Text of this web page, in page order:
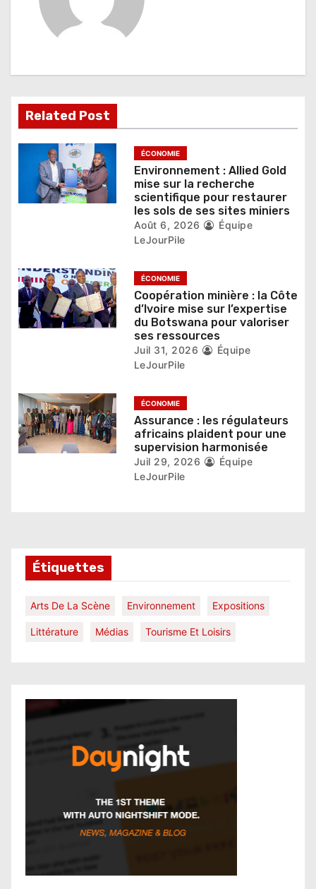
d
e
l
i
c
l
Related Post
ÉCONOMIE
Environnement : Allied Gold
mise sur la recherche
scientifique pour restaurer
les sols de ses sites miniers
Août 6, 2026
Équipe
LeJourPile
ÉCONOMIE
Coopération minière : la Côte
d’Ivoire mise sur l’expertise
du Botswana pour valoriser
ses ressources
Juil 31, 2026
Équipe
LeJourPile
ÉCONOMIE
Assurance : les régulateurs
africains plaident pour une
supervision harmonisée
Juil 29, 2026
Équipe
LeJourPile
Étiquettes
Arts De La Scène Environnement Expositions
Littérature Médias Tourisme Et Loisirs